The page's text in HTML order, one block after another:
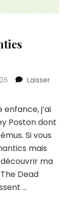
Laisser
j’ai
Poston dont
Si vous
mais
découvrir ma
Dead
…